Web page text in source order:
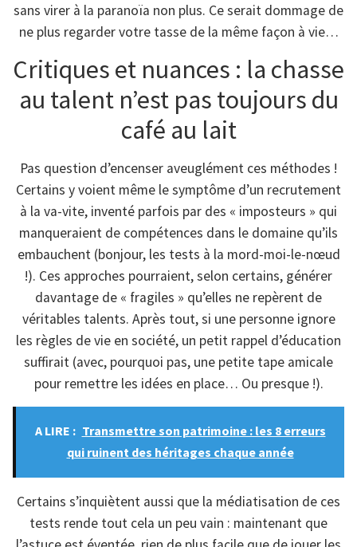
sans virer à la paranoïa non plus. Ce serait dommage de
ne plus regarder votre tasse de la même façon à vie…
Critiques et nuances : la chasse
au talent n’est pas toujours du
café au lait
Pas question d’encenser aveuglément ces méthodes !
Certains y voient même le symptôme d’un recrutement
à la va-vite, inventé parfois par des « imposteurs » qui
manqueraient de compétences dans le domaine qu’ils
embauchent (bonjour, les tests à la mord-moi-le-nœud
!). Ces approches pourraient, selon certains, générer
davantage de « fragiles » qu’elles ne repèrent de
véritables talents. Après tout, si une personne ignore
les règles de vie en société, un petit rappel d’éducation
suffirait (avec, pourquoi pas, une petite tape amicale
pour remettre les idées en place… Ou presque !).
A LIRE : Transmettre son patrimoine : les 8 erreurs
qui ruinent des héritages chaque année
Certains s’inquiètent aussi que la médiatisation de ces
tests rende tout cela un peu vain : maintenant que